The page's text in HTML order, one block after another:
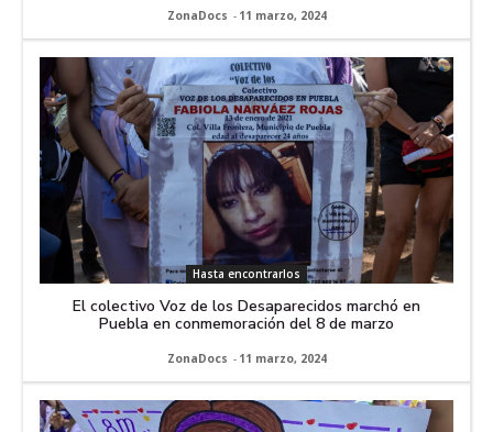
ZonaDocs - 11 marzo, 2024
Hasta encontrarlos
El colectivo Voz de los Desaparecidos marchó en
Puebla en conmemoración del 8 de marzo
ZonaDocs - 11 marzo, 2024